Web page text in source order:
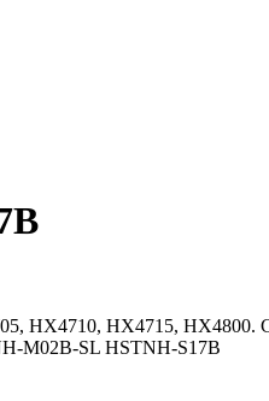
HX4710, HX4715, HX4800.
M02B-SL HSTNH-S17B